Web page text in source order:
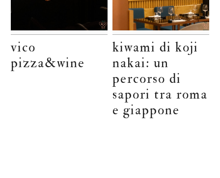
vico
pizza&wine
kiwami di koji
nakai: un
percorso di
sapori tra roma
e giappone